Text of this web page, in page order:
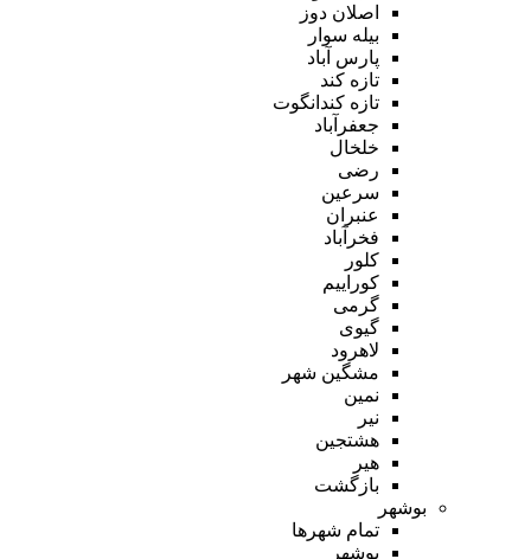
اصلان دوز
بیله سوار
پارس آباد
تازه کند
تازه کندانگوت
جعفرآباد
خلخال
رضی
سرعین
عنبران
فخرآباد
کلور
کوراییم
گرمی
گیوی
لاهرود
مشگین شهر
نمین
نیر
هشتجین
هیر
بازگشت
بوشهر
تمام شهر‌ها
بوشهر